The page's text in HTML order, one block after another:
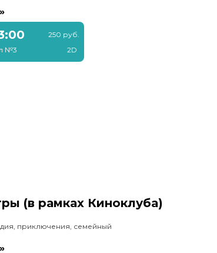
№3
250 руб.
2D
(в рамках Киноклуба)
приключения, семейный